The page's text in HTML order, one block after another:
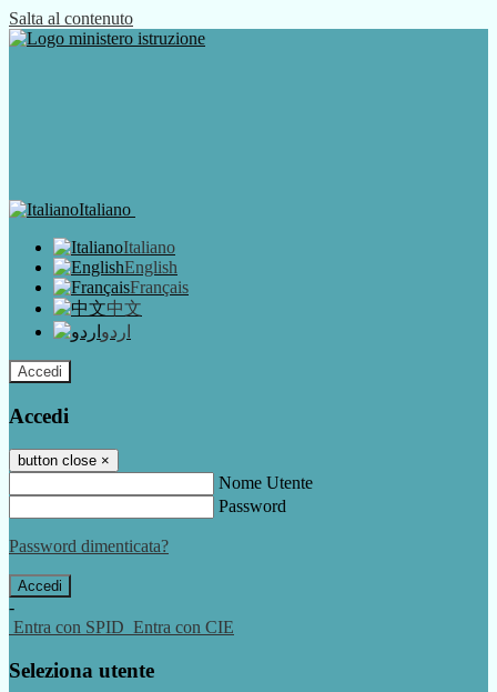
Salta al contenuto
Italiano
Italiano
English
Français
中文
اردو
Accedi
Accedi
button close ×
Nome Utente
Password
Password dimenticata?
-
Entra con SPID Entra con CIE
Seleziona utente